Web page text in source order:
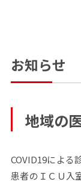
お知らせ
地域の
COVID19による
患者のＩＣＵ入